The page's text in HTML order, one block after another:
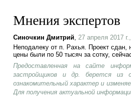
Мнения экспертов
Синочкин Дмитрий, 27 апреля 2017
Неподалеку от п. Рахья. Проект сдан,
цены были по 50 тысяч за сотку,
Предоставленная на сайте
застройщиков и др. берется из
ознакомительный характер и
Для получения актуальной